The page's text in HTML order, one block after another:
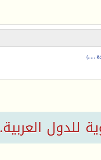
.....)
للدول العربية.